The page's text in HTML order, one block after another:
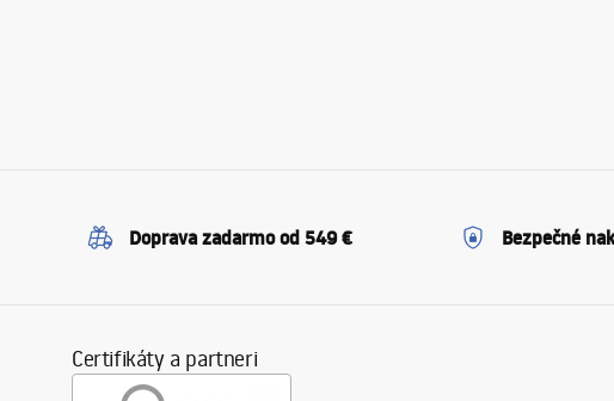
Doprava zadarmo od 549 € Bezpečné
Certifikáty a partneri